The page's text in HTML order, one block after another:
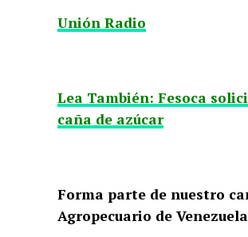
Unión Radio
Lea También: Fesoca
caña de azúcar
Forma parte de nuestro
Agropecuario de